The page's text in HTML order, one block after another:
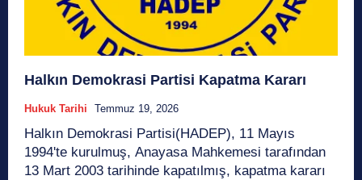
Halkın Demokrasi Partisi Kapatma Kararı
Hukuk Tarihi Temmuz 19, 2026
Halkın Demokrasi Partisi(HADEP), 11 Mayıs
1994'te kurulmuş, Anayasa Mahkemesi tarafından
13 Mart 2003 tarihinde kapatılmış, kapatma kararı